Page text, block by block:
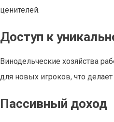
ценителей.
Доступ к
Винодельческие хозяйства
для новых игроков, что
Пассивный доход